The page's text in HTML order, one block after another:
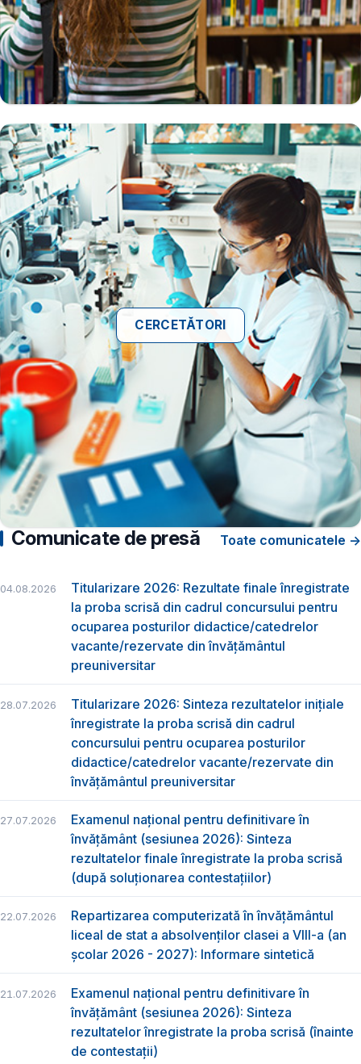
CERCETĂTORI
Comunicate de presă Toate comunicatele →
04.08.2026
Titularizare 2026: Rezultate finale înregistrate
la proba scrisă din cadrul concursului pentru
ocuparea posturilor didactice/catedrelor
vacante/rezervate din învăţământul
preuniversitar
28.07.2026
Titularizare 2026: Sinteza rezultatelor inițiale
înregistrate la proba scrisă din cadrul
concursului pentru ocuparea posturilor
didactice/catedrelor vacante/rezervate din
învăţământul preuniversitar
27.07.2026
Examenul național pentru definitivare în
învățământ (sesiunea 2026): Sinteza
rezultatelor finale înregistrate la proba scrisă
(după soluționarea contestațiilor)
22.07.2026
Repartizarea computerizată în învăţământul
liceal de stat a absolvenţilor clasei a VIII-a (an
școlar 2026 - 2027): Informare sintetică
21.07.2026
Examenul național pentru definitivare în
învățământ (sesiunea 2026): Sinteza
rezultatelor înregistrate la proba scrisă (înainte
de contestații)